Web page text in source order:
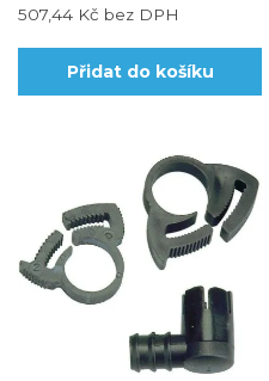
507,44 Kč bez DPH
Přidat do košíku